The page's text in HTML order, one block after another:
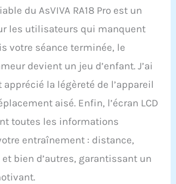
rameur réaliste et
difficile. Idéal pour
Résistance
personnalisable pour
physique - Rameur pour
chaque entraînement :
innovant de résistance à
l'eau, vous pouvez
AsVIVA RA18 exactement
à votre niveau de fitness.
du AsVIVA RA18 Pro est un
les utilisateurs qui manquent
votre séance terminée, le
devient un jeu d’enfant. J’ai
la légèreté de l’appareil
aisé. Enfin, l’écran LCD
toutes les informations
entraînement : distance,
bien d’autres, garantissant un